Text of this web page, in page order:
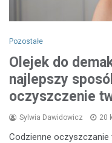
Pozostałe
Olejek do
najlepszy
oczyszczenie
Sylwia Dawidowicz 20
Codzienne